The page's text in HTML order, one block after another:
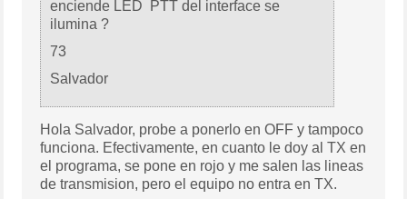
enciende LED PTT del interface se
ilumina ?
73
Salvador
Hola Salvador, probe a ponerlo en OFF y tampoco
funciona. Efectivamente, en cuanto le doy al TX en
el programa, se pone en rojo y me salen las lineas
de transmision, pero el equipo no entra en TX.